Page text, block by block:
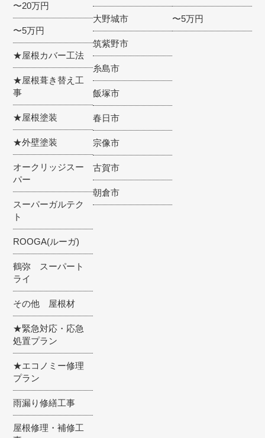
〜20万円
〜5万円
★屋根カバー工法
★屋根葺き替え工
事
★屋根塗装
★外壁塗装
オークリッジスー
パー
スーパーガルテク
ト
ROOGA(ルーガ)
鶴弥 スーパート
ライ
その他 屋根材
★緊急対応・応急
処置プラン
★エコノミー修理
プラン
雨漏り修繕工事
屋根修理・補修工
大野城市
筑紫野市
糸島市
飯塚市
春日市
宗像市
古賀市
朝倉市
〜5万円